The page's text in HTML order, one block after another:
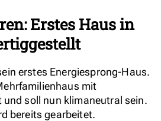
Erstes Haus in
erstes Energiesprong-Haus.
mit
soll nun klimaneutral sein.
bereits gearbeitet.